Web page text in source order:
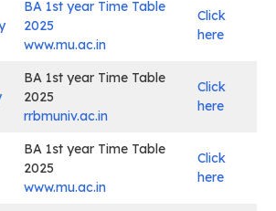
BA 1st year Time Table
2025
www.mu.ac.in
Click
here
BA 1st year Time Table
2025
rrbmuniv.ac.in
Click
here
BA 1st year Time Table
2025
www.mu.ac.in
Click
here